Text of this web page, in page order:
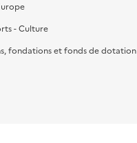
- Culture
fondations et fonds de dotation